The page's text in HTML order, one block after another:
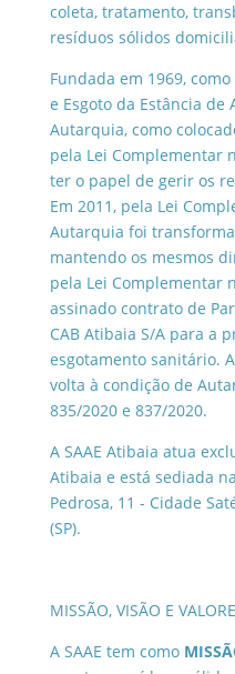
coleta, tratamento,
resíduos sólidos
Fundada em 1969,
e Esgoto da Estância de
Autarquia, como
pela Lei Complementar
ter o papel de gerir os
Em 2011, pela Lei
Autarquia foi
mantendo os mesmos
pela Lei Complementar
assinado contrato de
CAB Atibaia S/A para a
esgotamento sanitário.
volta à condição de
835/2020 e 837/2020.
A SAAE Atibaia atua
Atibaia e está sediada
Pedrosa, 11 - Cidade
(SP).
MISSÃO, VISÃO E
A SAAE tem como